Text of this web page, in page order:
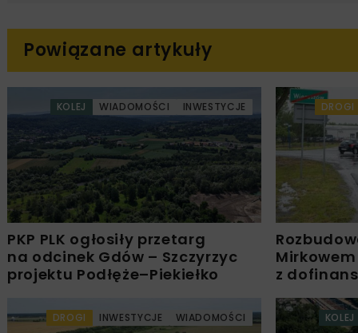
Powiązane artykuły
KOLEJ WIADOMOŚCI INWESTYCJE
PKP PLK ogłosiły przetarg
na odcinek Gdów – Szczyrzyc
projektu Podłęże–Piekiełko
DROGI
z
DROGI INWESTYCJE WIADOMOŚCI KOLEJ